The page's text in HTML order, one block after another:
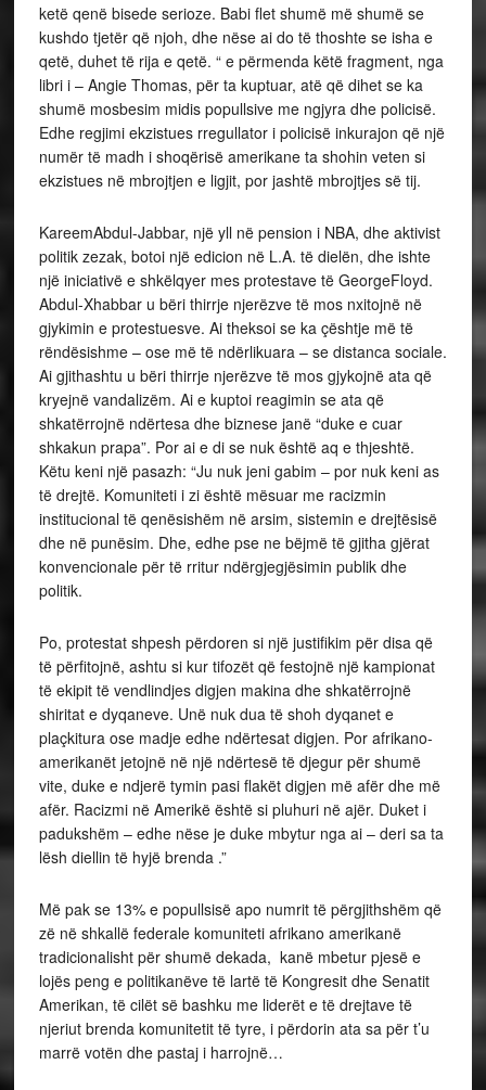
ketë qenë bisede serioze. Babi flet shumë më shumë se
kushdo tjetër që njoh, dhe nëse ai do të thoshte se isha e
qetë, duhet të rija e qetë. “ e përmenda këtë fragment, nga
libri i – Angie Thomas, për ta kuptuar, atë që dihet se ka
shumë mosbesim midis popullsive me ngjyra dhe policisë.
Edhe regjimi ekzistues rregullator i policisë inkurajon që një
numër të madh i shoqërisë amerikane ta shohin veten si
ekzistues në mbrojtjen e ligjit, por jashtë mbrojtjes së tij.
KareemAbdul-Jabbar, një yll në pension i NBA, dhe aktivist
politik zezak, botoi një edicion në L.A. të dielën, dhe ishte
një iniciativë e shkëlqyer mes protestave të GeorgeFloyd.
Abdul-Xhabbar u bëri thirrje njerëzve të mos nxitojnë në
gjykimin e protestuesve. Ai theksoi se ka çështje më të
rëndësishme – ose më të ndërlikuara – se distanca sociale.
Ai gjithashtu u bëri thirrje njerëzve të mos gjykojnë ata që
kryejnë vandalizëm. Ai e kuptoi reagimin se ata që
shkatërrojnë ndërtesa dhe biznese janë “duke e cuar
shkakun prapa”. Por ai e di se nuk është aq e thjeshtë.
Këtu keni një pasazh: “Ju nuk jeni gabim – por nuk keni as
të drejtë. Komuniteti i zi është mësuar me racizmin
institucional të qenësishëm në arsim, sistemin e drejtësisë
dhe në punësim. Dhe, edhe pse ne bëjmë të gjitha gjërat
konvencionale për të rritur ndërgjegjësimin publik dhe
politik.
Po, protestat shpesh përdoren si një justifikim për disa që
të përfitojnë, ashtu si kur tifozët që festojnë një kampionat
të ekipit të vendlindjes digjen makina dhe shkatërrojnë
shiritat e dyqaneve. Unë nuk dua të shoh dyqanet e
plaçkitura ose madje edhe ndërtesat digjen. Por afrikano-
amerikanët jetojnë në një ndërtesë të djegur për shumë
vite, duke e ndjerë tymin pasi flakët digjen më afër dhe më
afër. Racizmi në Amerikë është si pluhuri në ajër. Duket i
padukshëm – edhe nëse je duke mbytur nga ai – deri sa ta
lësh diellin të hyjë brenda .”
Më pak se 13% e popullsisë apo numrit të përgjithshëm që
zë në shkallë federale komuniteti afrikano amerikanë
tradicionalisht për shumë dekada, kanë mbetur pjesë e
lojës peng e politikanëve të lartë të Kongresit dhe Senatit
Amerikan, të cilët së bashku me liderët e të drejtave të
njeriut brenda komunitetit të tyre, i përdorin ata sa për t’u
marrë votën dhe pastaj i harrojnë…